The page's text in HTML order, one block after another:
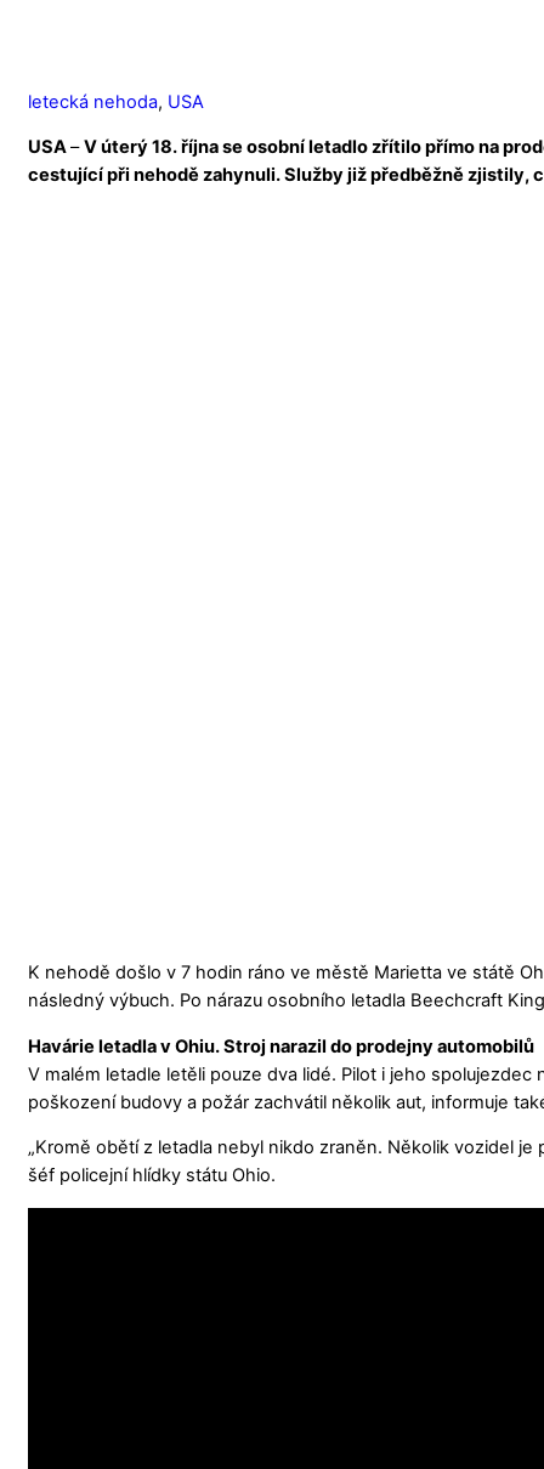
letecká nehoda, USA
USA–V úterý 18. října se osobní letadlo zřítilo přímo na
cestující při nehodě zahynuli. Služby již předběžně zjistily,
K nehodě došlo v 7 hodin ráno ve městě Marietta ve státě
následný výbuch. Po nárazu osobního letadla Beechcraft
Havárie letadla v Ohiu. Stroj narazil do prodejny automobilů
V malém letadle letěli pouze dva lidé. Pilot i jeho
poškození budovy a požár zachvátil několik aut, informuje
„Kromě obětí z letadla nebyl nikdo zraněn. Několik vozidel
šéf policejní hlídky státu Ohio.